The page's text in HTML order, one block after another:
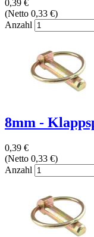
0,39 €
(Netto 0,33 €)
Anzahl
8mm -
0,39 €
(Netto 0,33 €)
Anzahl